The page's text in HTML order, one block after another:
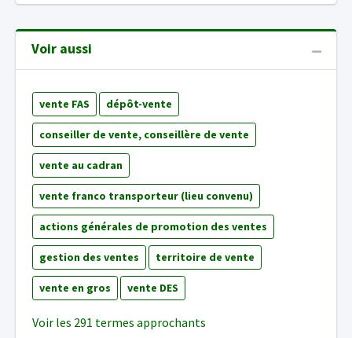
Voir aussi
vente FAS dépôt-vente
conseiller de vente, conseillère de vente
vente au cadran
vente franco transporteur (lieu convenu)
actions générales de promotion des ventes
gestion des ventes territoire de vente
vente en gros vente DES
Voir les 291 termes approchants